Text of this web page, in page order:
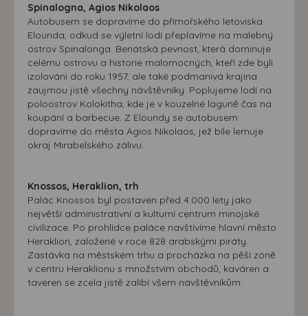
Spinalogna, Agios Nikolaos
Autobusem se dopravíme do přímořského letoviska
Elounda, odkud se výletní lodí přeplavíme na malebný
ostrov Spinalonga. Benátská pevnost, která dominuje
celému ostrovu a historie malomocných, kteří zde byli
izolováni do roku 1957, ale také podmanivá krajina
zaujmou jistě všechny návštěvníky. Poplujeme lodí na
poloostrov Kolokitha, kde je v kouzelné laguně čas na
koupání a barbecue. Z Eloundy se autobusem
dopravíme do města Agios Nikolaos, jež bíle lemuje
okraj Mirabelského zálivu.
Knossos, Heraklion, trh
Palác Knossos byl postaven před 4.000 lety jako
největší administrativní a kulturní centrum minojské
civilizace. Po prohlídce paláce navštívíme hlavní město
Heraklion, založené v roce 828 arabskými piráty.
Zastávka na městském trhu a procházka na pěší zóně
v centru Heraklionu s množstvím obchodů, kaváren a
taveren se zcela jistě zalíbí všem návštěvníkům.